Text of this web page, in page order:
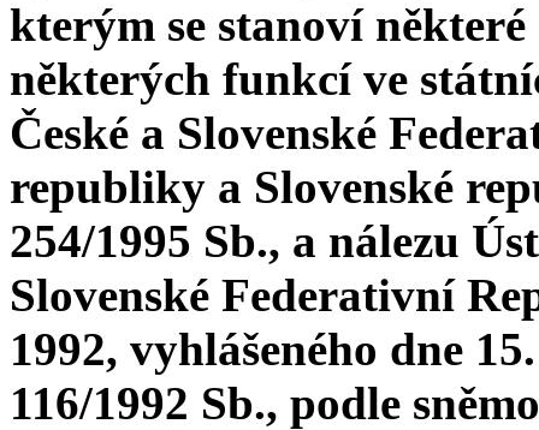
kterým se stanoví
některých funkcí ve
České a Slovenské
republiky a Slovenské
254/1995 Sb., a nálezu
Slovenské Federativní
1992, vyhlášeného dne
116/1992 Sb., podle